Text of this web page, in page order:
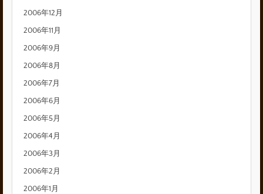
2006年12月
2006年11月
2006年9月
2006年8月
2006年7月
2006年6月
2006年5月
2006年4月
2006年3月
2006年2月
2006年1月